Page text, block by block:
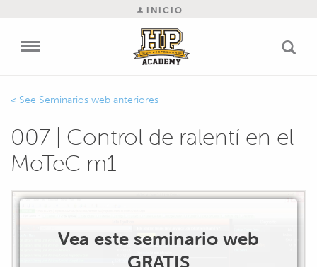
INICIO
Seminarios web anteriores
007 | Control de ralentí en el
MoTeC m1
Vea este seminario web
GRATIS